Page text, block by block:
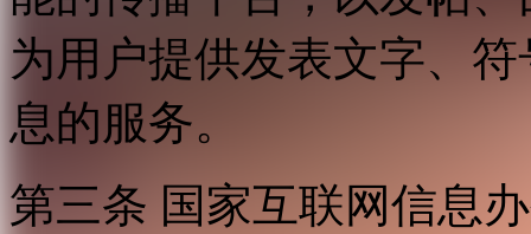
为用户提供发表文字、
息的服务。
第三条 国家互联网信息